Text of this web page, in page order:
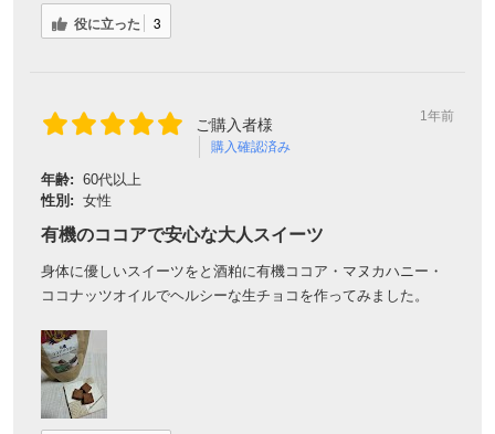
役に立った 3
ご購入者様
購入確認済み
1年前
年齢: 60代以上
性別: 女性
有機のココアで安心な大人スイーツ
身体に優しいスイーツをと酒粕に有機ココア・マヌカハニー・
ココナッツオイルでヘルシーな生チョコを作ってみました。